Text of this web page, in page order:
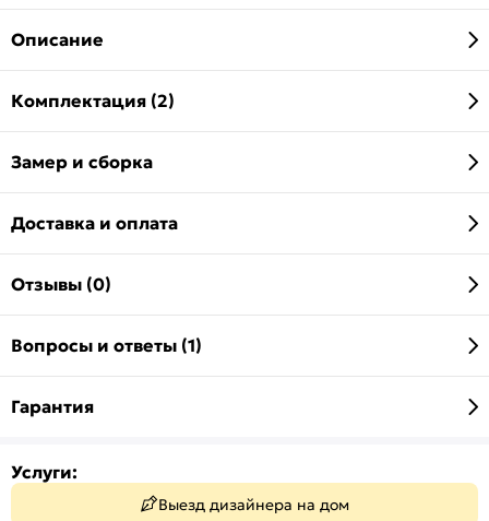
Описание
Комплектация (2)
Замер и сборка
Доставка и оплата
Отзывы (0)
Вопросы и ответы (1)
Гарантия
Услуги:
Выезд дизайнера на дом